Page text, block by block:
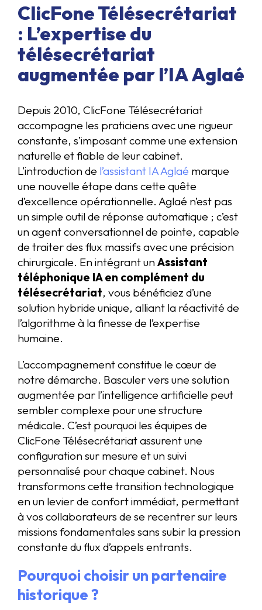
ClicFone Télésecrétariat
: L’expertise du
télésecrétariat
augmentée par l’IA Aglaé
Depuis 2010, ClicFone Télésecrétariat
accompagne les praticiens avec une rigueur
constante, s’imposant comme une extension
naturelle et fiable de leur cabinet.
L’introduction de l’assistant IA Aglaé marque
une nouvelle étape dans cette quête
d’excellence opérationnelle. Aglaé n’est pas
un simple outil de réponse automatique ; c’est
un agent conversationnel de pointe, capable
de traiter des flux massifs avec une précision
chirurgicale. En intégrant unAssistant
téléphonique IA en complément du
télésecrétariat, vous bénéficiez d’une
solution hybride unique, alliant la réactivité de
l’algorithme à la finesse de l’expertise
humaine.
L’accompagnement constitue le cœur de
notre démarche. Basculer vers une solution
augmentée par l’intelligence artificielle peut
sembler complexe pour une structure
médicale. C’est pourquoi les équipes de
ClicFone Télésecrétariat assurent une
configuration sur mesure et un suivi
personnalisé pour chaque cabinet. Nous
transformons cette transition technologique
en un levier de confort immédiat, permettant
à vos collaborateurs de se recentrer sur leurs
missions fondamentales sans subir la pression
constante du flux d’appels entrants.
Pourquoi choisir un partenaire
historique ?